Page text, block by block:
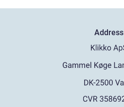
Address